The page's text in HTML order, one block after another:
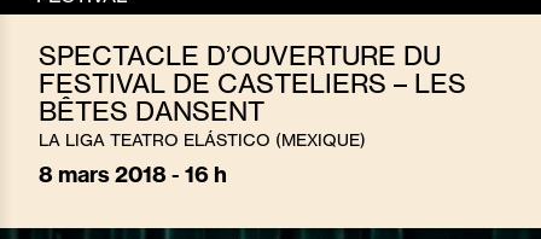
SPECTACLE D’OUVERTURE DU
FESTIVAL DE CASTELIERS – LES
BÊTES DANSENT
LA LIGA TEATRO ELÁSTICO (MEXIQUE)
8 mars 2018 - 16 h